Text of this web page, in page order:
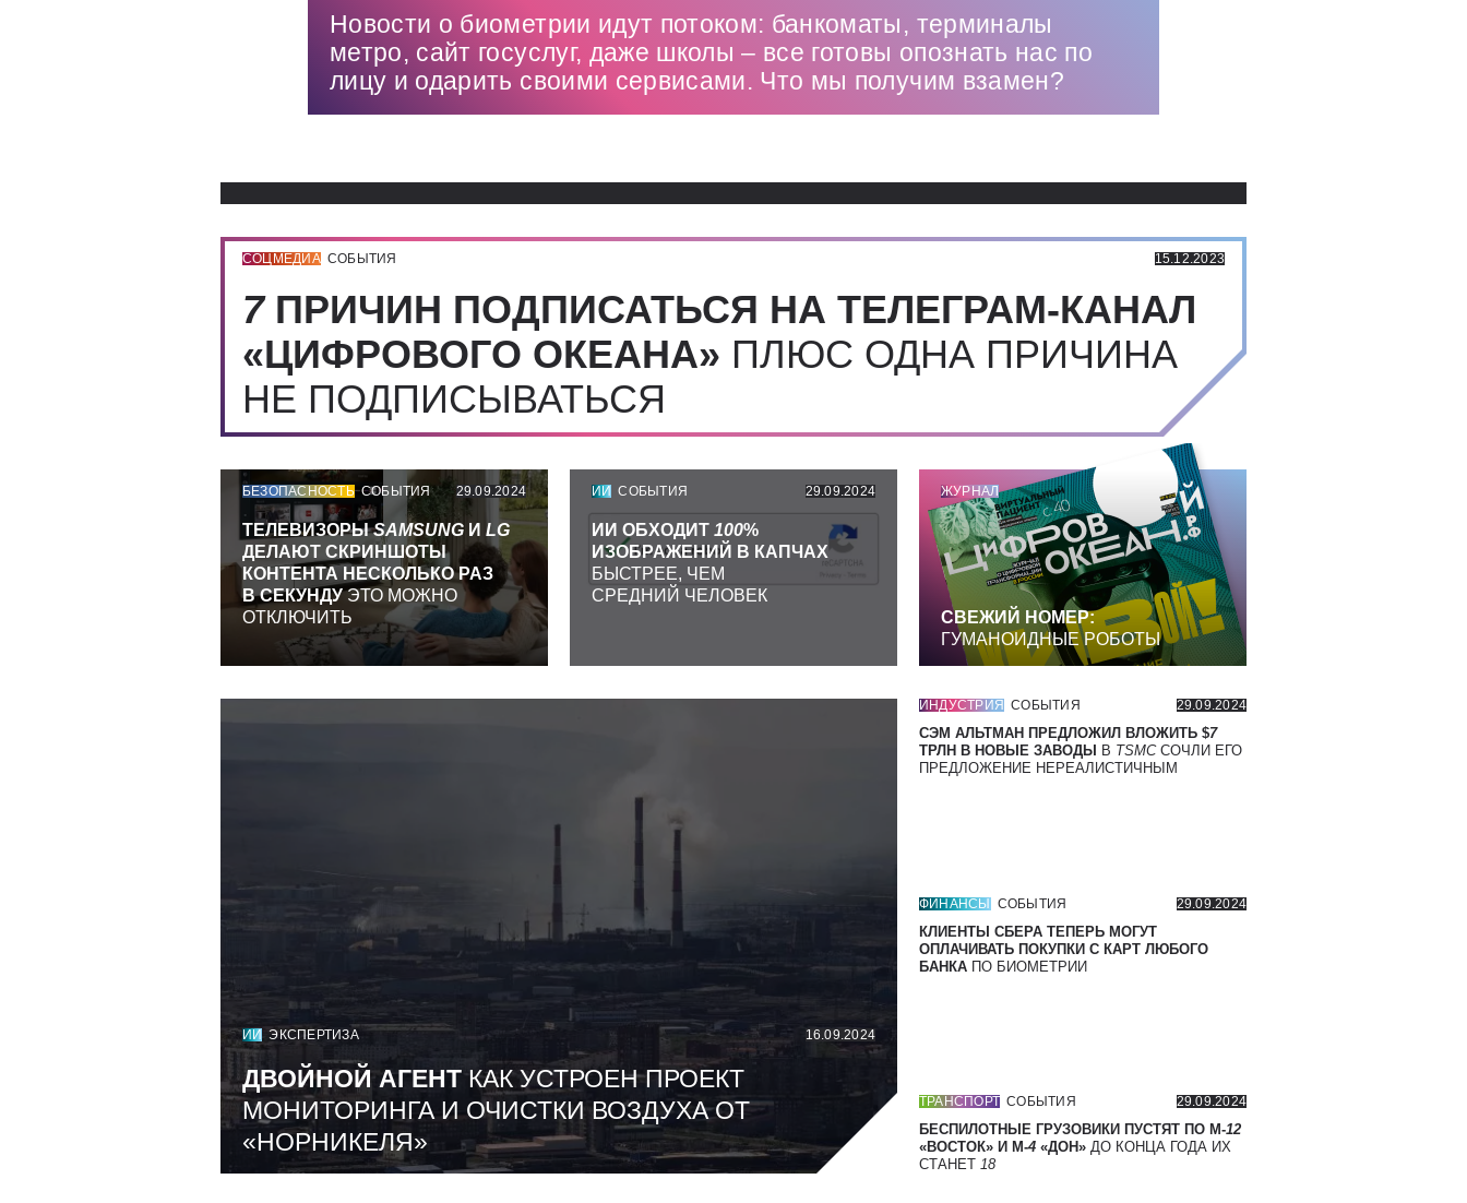
Новости о биометрии идут потоком: банкоматы, терминалы
метро, сайт госуслуг, даже школы – все готовы опознать нас по
лицу и одарить своими сервисами. Что мы получим взамен?
СОЦМЕДИА СОБЫТИЯ 15.12.2023
7 ПРИЧИН ПОДПИСАТЬСЯ НА ТЕЛЕГРАМ-КАНАЛ
«ЦИФРОВОГО ОКЕАНА» ПЛЮС ОДНА ПРИЧИНА
НЕ ПОДПИСЫВАТЬСЯ
БЕЗОПАСНОСТЬ СОБЫТИЯ 29.09.2024
ТЕЛЕВИЗОРЫSAMSUNG И LG
ДЕЛАЮТ СКРИНШОТЫ
КОНТЕНТА НЕСКОЛЬКО РАЗ
В СЕКУНДУЭТО МОЖНО
ОТКЛЮЧИТЬ
ИИ СОБЫТИЯ 29.09.2024
ИИ ОБХОДИТ 100%
ИЗОБРАЖЕНИЙ В КАПЧАХ
БЫСТРЕЕ, ЧЕМ
СРЕДНИЙ ЧЕЛОВЕК
ЖУРНАЛ
СВЕЖИЙ НОМЕР:
ГУМАНОИДНЫЕ РОБОТЫ
ИИ ЭКСПЕРТИЗА 16.09.2024
ДВОЙНОЙ АГЕНТКАК УСТРОЕН ПРОЕКТ
МОНИТОРИНГА И ОЧИСТКИ ВОЗДУХА ОТ
«НОРНИКЕЛЯ»
ИНДУСТРИЯ СОБЫТИЯ 29.09.2024
СЭМ АЛЬТМАН ПРЕДЛОЖИЛ ВЛОЖИТЬ $7
ТРЛН В НОВЫЕ ЗАВОДЫ
В TSMC СОЧЛИ ЕГО
ПРЕДЛОЖЕНИЕ НЕРЕАЛИСТИЧНЫМ
ФИНАНСЫ СОБЫТИЯ 29.09.2024
КЛИЕНТЫ СБЕРА ТЕПЕРЬ МОГУТ
ОПЛАЧИВАТЬ ПОКУПКИ С КАРТ ЛЮБОГО
БАНКА ПО БИОМЕТРИИ
ТРАНСПОРТ СОБЫТИЯ 29.09.2024
БЕСПИЛОТНЫЕ ГРУЗОВИКИ ПУСТЯТ ПО М-12
«ВОСТОК» И М-4 «ДОН» ДО КОНЦА ГОДА ИХ
СТАНЕТ 18